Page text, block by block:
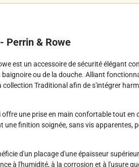
Perrin & Rowe
est un accessoire de sécurité élégant
ou de la douche. Alliant
collection Traditional afin de s'intégrer
une prise en main confortable tout en
finition soignée, sans vis apparentes,
d'un placage d'une épaisseur
à l'humidité, à la corrosion et à l'usure